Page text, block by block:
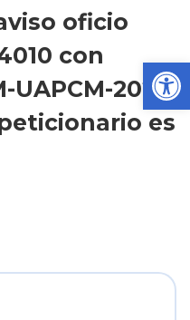
oficio
con
UAPCM-2025-
es